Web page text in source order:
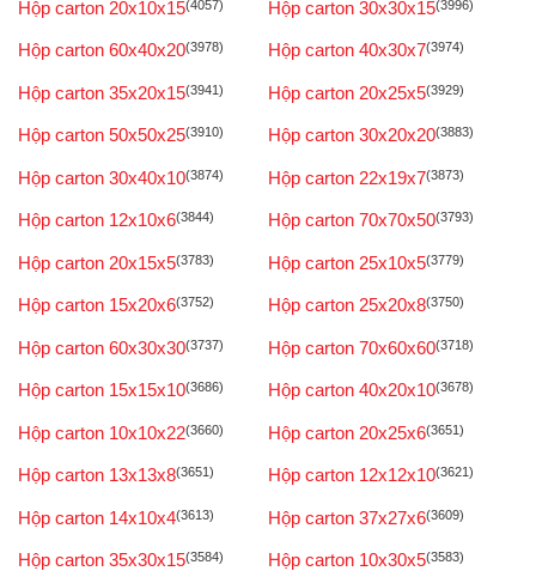
Hộp carton 20x10x15(4057) Hộp carton 30x30x15(3996)
Hộp carton 60x40x20(3978) Hộp carton 40x30x7(3974)
Hộp carton 35x20x15(3941) Hộp carton 20x25x5(3929)
Hộp carton 50x50x25(3910) Hộp carton 30x20x20(3883)
Hộp carton 30x40x10(3874) Hộp carton 22x19x7(3873)
Hộp carton 12x10x6(3844) Hộp carton 70x70x50(3793)
Hộp carton 20x15x5(3783) Hộp carton 25x10x5(3779)
Hộp carton 15x20x6(3752) Hộp carton 25x20x8(3750)
Hộp carton 60x30x30(3737) Hộp carton 70x60x60(3718)
Hộp carton 15x15x10(3686) Hộp carton 40x20x10(3678)
Hộp carton 10x10x22(3660) Hộp carton 20x25x6(3651)
Hộp carton 13x13x8(3651) Hộp carton 12x12x10(3621)
Hộp carton 14x10x4(3613) Hộp carton 37x27x6(3609)
Hộp carton 35x30x15(3584) Hộp carton 10x30x5(3583)